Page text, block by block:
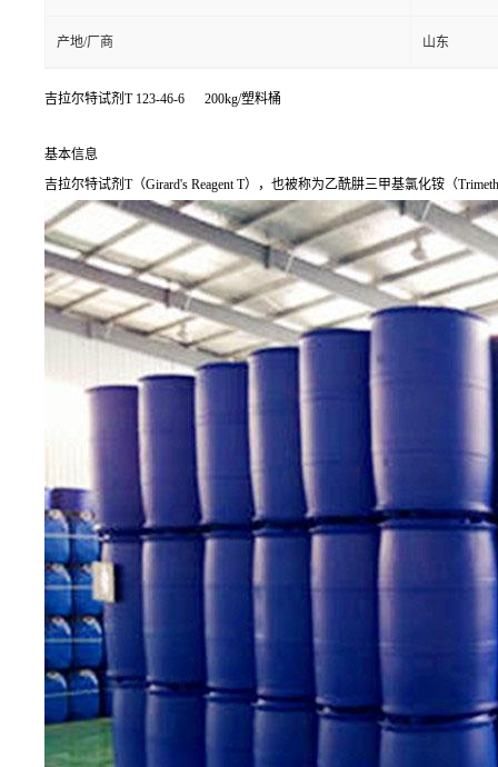
产地/厂商 山东
吉拉尔特试剂T 123-46-6 200kg/塑料桶
基本信息
吉拉尔特试剂T（Girard's Reagent T），也被称为乙酰肼三甲基氯化铵（